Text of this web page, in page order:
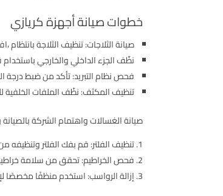
خطوات صيانة أجهزة كريازي
صيانة الثلاجات: تنظيف الثلاجة بانتظام
نظّف الجزء الداخلي والخارجي
فحص نظام التبريد: تأكد من ضبط درجة الحرارة بين 2-4 درجات مئوية، افحص مروحة التبريد
تنظيف المكثف: نظّف الملفات الخلفية
صيانة الغسالات واهتمام الشركة
تنظيف الفلتر: قم بفك الفلتر وتنظيفه
فحص الخراطيم: تحقق من سلامة
إزالة الرواسب: استخدم منظفًا مخصصًا